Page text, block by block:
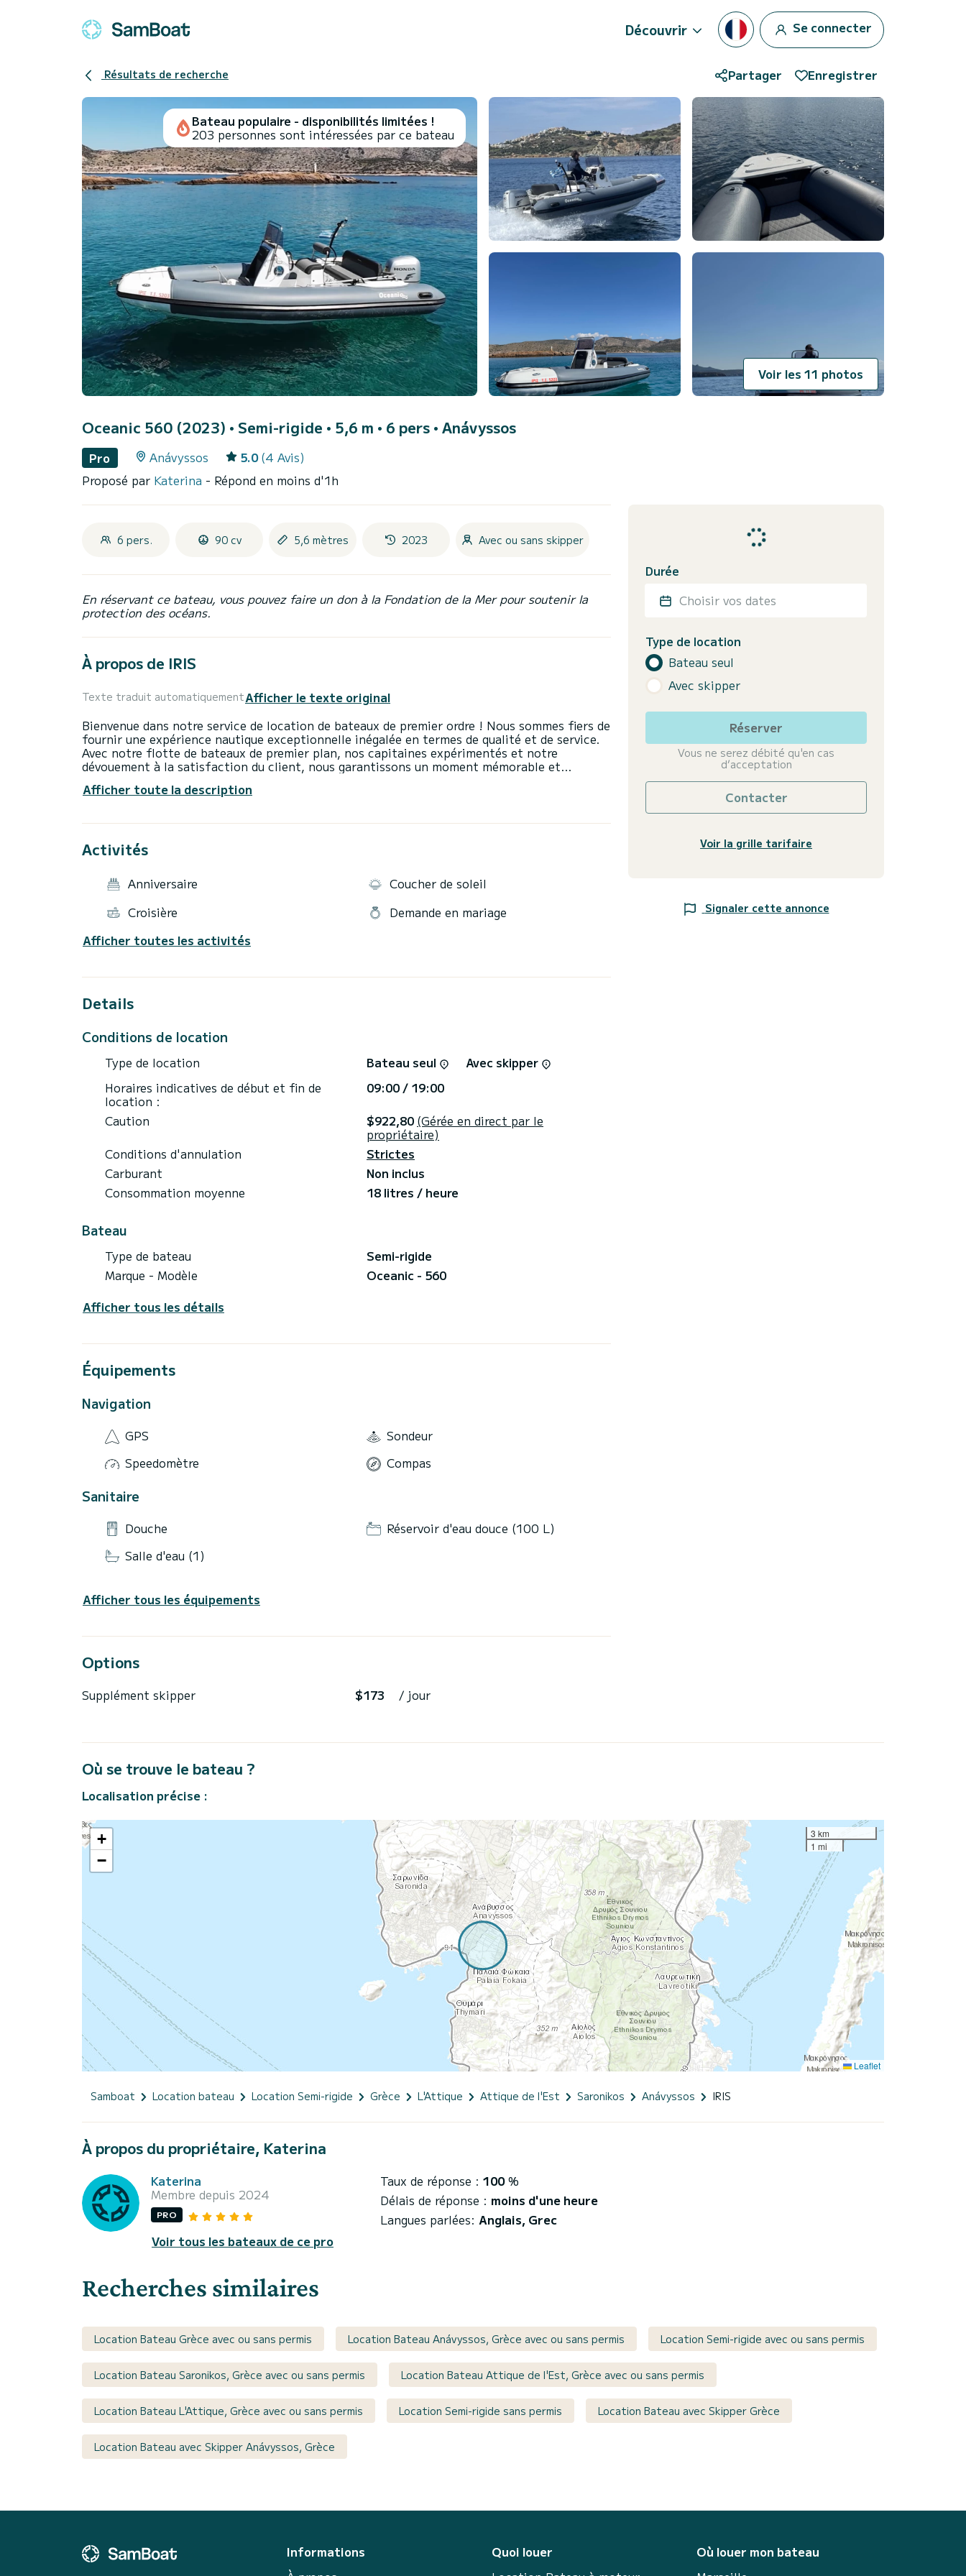
Découvrir Se connecter
Résultats de recherche Partager Enregistrer
Voir les 11 photos
Bateau populaire - disponibilités limitées !
203 personnes sont intéressées par ce bateau
Oceanic 560 (2023) • Semi-rigide • 5,6 m • 6 pers • Anávyssos
Pro Anávyssos 5.0 (4 Avis)
Proposé par Katerina - Répond en moins d'1h
6 pers. 90 cv 5,6 mètres 2023 Avec ou sans skipper
En réservant ce bateau, vous pouvez faire un don à la Fondation de la Mer pour soutenir la
protection des océans.
À propos de IRIS
Texte traduit automatiquementAfficher le texte original
Bienvenue dans notre service de location de bateaux de premier ordre ! Nous sommes fiers de
fournir une expérience nautique exceptionnelle inégalée en termes de qualité et de service.
Avec notre flotte de bateaux de premier plan, nos capitaines expérimentés et notre
dévouement à la satisfaction du client, nous garantissons un moment mémorable et
pittoresques, ou des eaux marines étonnantes ou embarquer, notre entreprise a le bateau
toutes les commodités dont vous avez besoin pour rendre votre sortie confortable et
également des briefings de sécurité complets et nous assurons que tout l'équipement de
plateforme en ligne conviviale vous permet de parcourir notre flotte, de sélectionner le
bateau de votre choix et de personnaliser votre voyage selon vos préférences. Nous sommes
Afficher toute la description
Activités
Anniversaire
Coucher de soleil
Croisière
Demande en mariage
Afficher toutes les activités
Details
Conditions de location
Type de location Bateau seul
Avec skipper
Horaires indicatives de début et fin de
location :
09:00 / 19:00
Caution
$922,80 (Gérée en direct par le
propriétaire)
Conditions d'annulation
Strictes
Carburant
Non inclus
Consommation moyenne
18 litres / heure
Bateau
Type de bateau
Semi-rigide
Marque - Modèle
Oceanic - 560
Afficher tous les détails
Équipements
Navigation
GPS
Sondeur
Speedomètre
Compas
Sanitaire
Douche
Réservoir d'eau douce (100 L)
Salle d'eau (1)
Afficher tous les équipements
Options
Supplément skipper $173 / jour
Durée
Choisir vos dates
Type de location
Bateau seul
Avec skipper
Réserver
Vous ne serez débité qu'en cas
d’acceptation
Contacter
Voir la grille tarifaire
Signaler cette annonce
Où se trouve le bateau ?
Localisation précise :
+
−
3 km
1 mi
Leaflet
Samboat Location bateau Location Semi-rigide Grèce L'Attique Attique de l'Est Saronikos Anávyssos IRIS
À propos du propriétaire, Katerina
Katerina
Membre depuis 2024
PRO
Voir tous les bateaux de ce pro
Taux de réponse : 100%
Délais de réponse : moins d'une heure
Langues parlées: Anglais, Grec
Recherches similaires
Location Bateau Grèce avec ou sans permis Location Bateau Anávyssos, Grèce avec ou sans permis Location Semi-rigide avec ou sans permis
Location Bateau Saronikos, Grèce avec ou sans permis Location Bateau Attique de l'Est, Grèce avec ou sans permis
Location Bateau L'Attique, Grèce avec ou sans permis Location Semi-rigide sans permis Location Bateau avec Skipper Grèce
Location Bateau avec Skipper Anávyssos, Grèce
Informations
Quoi louer
Où louer mon bateau